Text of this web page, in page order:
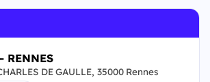
RENNES
DE GAULLE, 35000 Rennes